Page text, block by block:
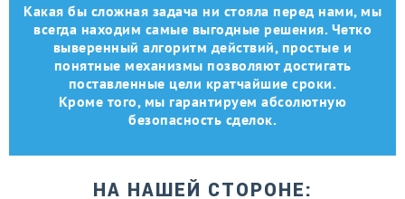
Какая бы сложная задача ни стояла перед нами, мы
всегда находим самые выгодные решения. Четко
выверенный алгоритм действий, простые и
понятные механизмы позволяют достигать
поставленные цели кратчайшие сроки.
Кроме того, мы гарантируем абсолютную
безопасность сделок.
НА НАШЕЙ СТОРОНЕ: